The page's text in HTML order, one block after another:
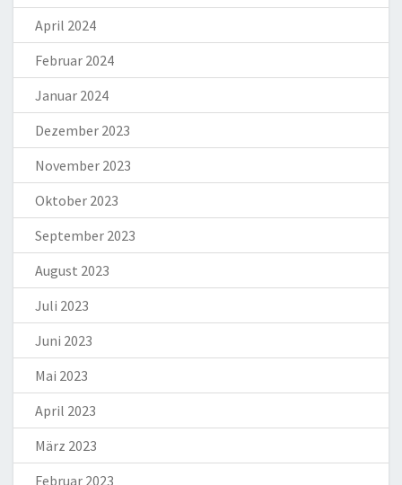
April 2024
Februar 2024
Januar 2024
Dezember 2023
November 2023
Oktober 2023
September 2023
August 2023
Juli 2023
Juni 2023
Mai 2023
April 2023
März 2023
Februar 2023